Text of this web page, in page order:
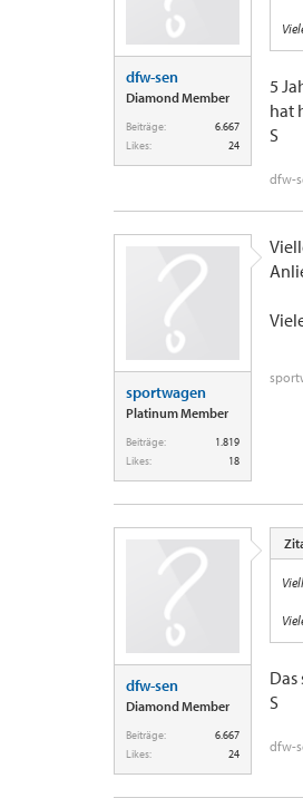
dfw-sen
Diamond Member
Beiträge:
6.667
Likes:
24
5
hat
S
dfw-
sportwagen
Platinum Member
Beiträge:
1.819
Likes:
18
dfw-sen
Diamond Member
Beiträge:
6.667
Likes:
24
S
dfw-